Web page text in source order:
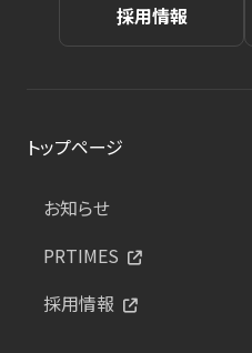
採用情報
トップページ
お知らせ
PRTIMES
採用情報